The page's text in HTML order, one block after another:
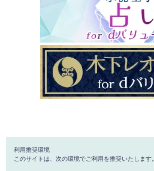
利用推奨環境
このサイトは、次の環境でご利用を推奨いたします。